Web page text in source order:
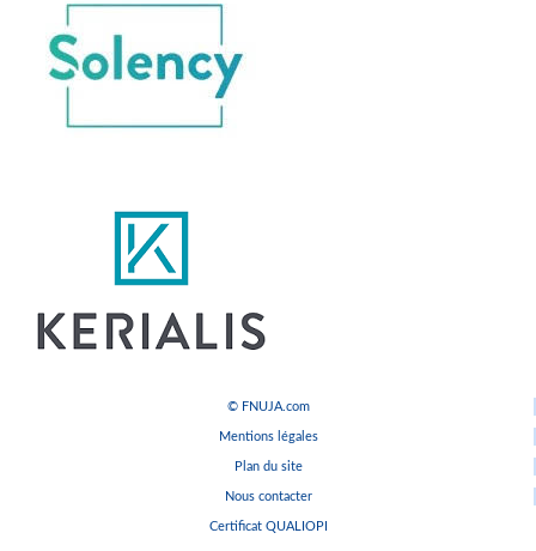
© FNUJA.com
Mentions légales
Plan du site
Nous contacter
Certificat QUALIOPI